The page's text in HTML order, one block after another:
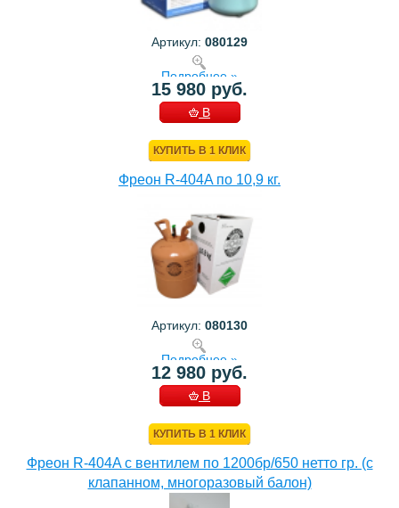
Артикул: 080129
Подробнее »
15 980 руб.
В
КУПИТЬ В 1 КЛИК
Фреон R-404A по 10,9 кг.
Артикул: 080130
Подробнее »
12 980 руб.
В
КУПИТЬ В 1 КЛИК
Фреон R-404A с вентилем по 1200бр/650 нетто гр. (с
клапанном, многоразовый балон)